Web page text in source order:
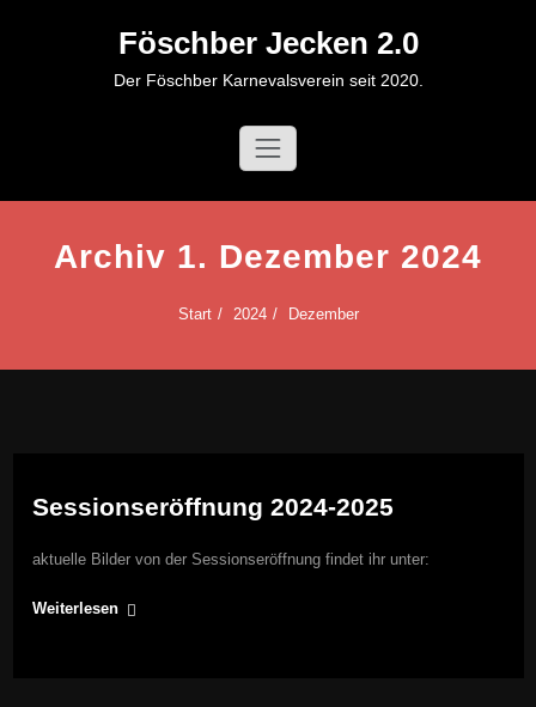
Föschber Jecken 2.0
Der Föschber Karnevalsverein seit 2020.
Archiv 1. Dezember 2024
Start 2024 Dezember
Sessionseröffnung 2024-2025
aktuelle Bilder von der Sessionseröffnung findet ihr unter:
Weiterlesen